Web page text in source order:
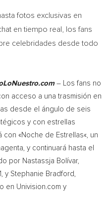
fotos exclusivas en
en tiempo real, los fans
celebridades desde todo
– Los fans no
acceso a una trasmisión en
desde el ángulo de seis
y con estrellas
con «Noche de Estrellas«, un
y continuará hasta el
por Nastassja Bolívar,
y Stephanie Bradford,
en Univision.com y